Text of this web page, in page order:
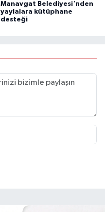
Manavgat Belediyesi'nden
yaylalara kütüphane
desteği